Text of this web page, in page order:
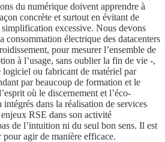
du numérique doivent apprendre à
concrète et surtout en évitant de
excessive. Nous devons
consommation électrique des datacenters
pour mesurer l’ensemble de
à l’usage, sans oublier la fin de vie -,
logiciel ou fabricant de matériel par
par beaucoup de formation et le
où le discernement et l’éco-
dans la réalisation de services
RSE dans son activité
de l’intuition ni du seul bon sens. Il est
pour agir de manière efficace.